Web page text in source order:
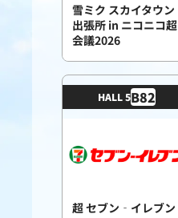
雪ミク スカイタウン
出張所 in ニコニコ超
会議2026
HALL 5B82
超 セブン‐イレブン